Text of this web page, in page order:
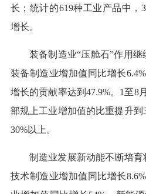
长；统计的619种工业产品中，
增长。
装备制造业“压舱石”作用
装备制造业增加值同比增长
增长的贡献率达到47.9%。1至8
部规上工业增加值的比重提升到
30%以上。
制造业发展新动能不断培
技术制造业增加值同比增长